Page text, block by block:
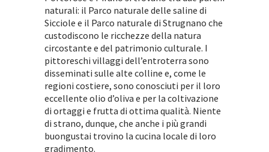
naturali: il Parco naturale delle saline di
Sicciole e il Parco naturale di Strugnano che
custodiscono le ricchezze della natura
circostante e del patrimonio culturale. I
pittoreschi villaggi dell’entroterra sono
disseminati sulle alte colline e, come le
regioni costiere, sono conosciuti per il loro
eccellente olio d’oliva e per la coltivazione
di ortaggi e frutta di ottima qualità. Niente
di strano, dunque, che anche i più grandi
buongustai trovino la cucina locale di loro
gradimento.